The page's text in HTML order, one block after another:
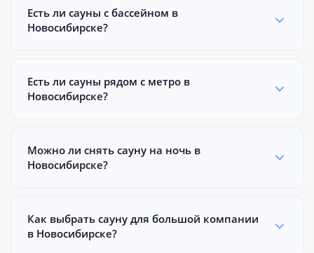
Есть ли сауны с бассейном в
Новосибирске?
Есть ли сауны рядом с метро в
Новосибирске?
Можно ли снять сауну на ночь в
Новосибирске?
Как выбрать сауну для большой компании
в Новосибирске?